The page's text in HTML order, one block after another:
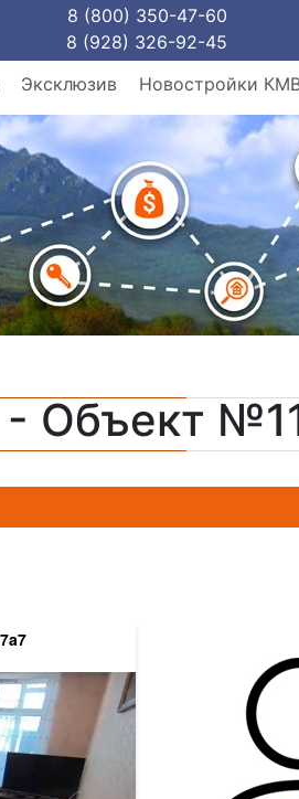
8 (800) 350-47-60
8 (928) 326-92-45
Эксклюзив Новостройки
Объект